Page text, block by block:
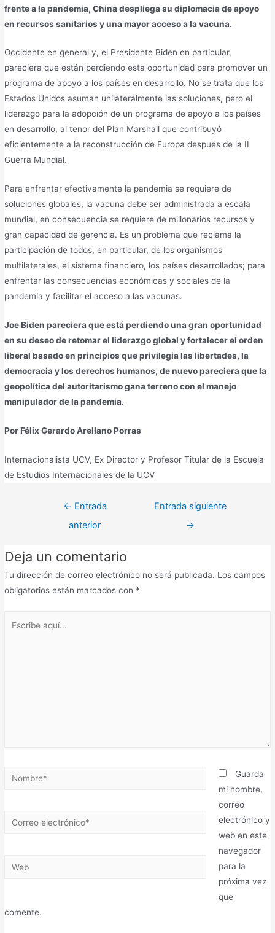
frente a la pandemia, China despliega su diplomacia de apoyo
en recursos sanitarios y una mayor acceso a la vacuna.
Occidente en general y, el Presidente Biden en particular,
pareciera que están perdiendo esta oportunidad para promover un
programa de apoyo a los países en desarrollo. No se trata que los
Estados Unidos asuman unilateralmente las soluciones, pero el
liderazgo para la adopción de un programa de apoyo a los países
en desarrollo, al tenor del Plan Marshall que contribuyó
eficientemente a la reconstrucción de Europa después de la II
Guerra Mundial.
Para enfrentar efectivamente la pandemia se requiere de
soluciones globales, la vacuna debe ser administrada a escala
mundial, en consecuencia se requiere de millonarios recursos y
gran capacidad de gerencia. Es un problema que reclama la
participación de todos, en particular, de los organismos
multilaterales, el sistema financiero, los países desarrollados; para
enfrentar las consecuencias económicas y sociales de la
pandemia y facilitar el acceso a las vacunas.
Joe Biden pareciera que está perdiendo una gran oportunidad
en su deseo de retomar el liderazgo global y fortalecer el orden
liberal basado en principios que privilegia las libertades, la
democracia y los derechos humanos, de nuevo pareciera que la
geopolítica del autoritarismo gana terreno con el manejo
manipulador de la pandemia.
Por Félix Gerardo Arellano Porras
Internacionalista UCV, Ex Director y Profesor Titular de la Escuela
de Estudios Internacionales de la UCV
← Entrada
anterior
Entrada siguiente
→
Deja un comentario
Tu dirección de correo electrónico no será publicada. Los campos
obligatorios están marcados con *
Guarda
mi nombre,
correo
electrónico y
web en este
navegador
para la
próxima vez
que
comente.